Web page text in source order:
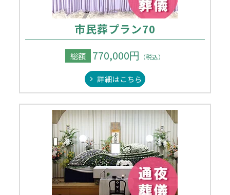
市民葬プラン70
総額 770,000円 （税込）
詳細はこちら